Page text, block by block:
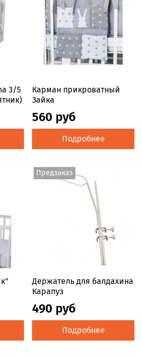
3/5
Карман прикроватный
Зайка
560 руб
Подробнее
Предзаказ
Держатель для балдахина
Карапуз
490 руб
Подробнее